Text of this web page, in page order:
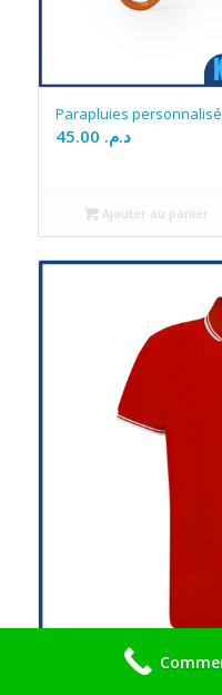
Parapluies
د.م.
Ajouter au panier